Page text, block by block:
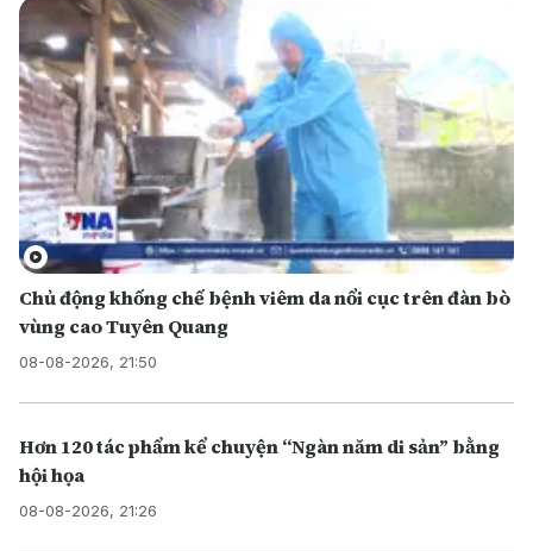
Chủ động khống chế bệnh viêm da nổi cục trên đàn bò
vùng cao Tuyên Quang
08-08-2026, 21:50
Hơn 120 tác phẩm kể chuyện “Ngàn năm di sản” bằng
hội họa
08-08-2026, 21:26